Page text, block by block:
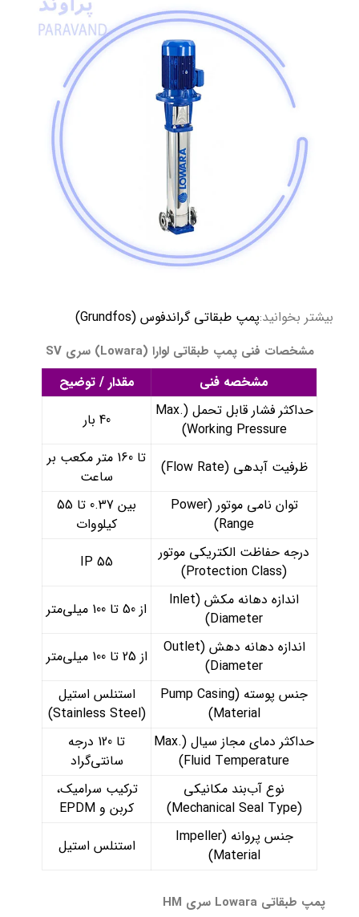
بیشتر بخوانید:پمپ طبقاتی گراندفوس (Grundfos)
مشخصات فنی پمپ‌ طبقاتی لوارا (Lowara) سری SV
مشخصه فنی
مقدار / توضیح
حداکثر فشار قابل تحمل (Max.
Working Pressure)
40 بار
ظرفیت آبدهی (Flow Rate)
تا 160 متر مکعب بر
ساعت
توان نامی موتور (Power
Range)
بین 0.37 تا 55
کیلووات
درجه حفاظت الکتریکی موتور
(Protection Class)
IP 55
اندازه دهانه مکش (Inlet
Diameter)
از 50 تا 100 میلی‌متر
اندازه دهانه دهش (Outlet
Diameter)
از 25 تا 100 میلی‌متر
جنس پوسته (Pump Casing
Material)
استنلس استیل
(Stainless Steel)
حداکثر دمای مجاز سیال (Max.
Fluid Temperature)
تا 120 درجه
سانتی‌گراد
نوع آب‌بند مکانیکی
(Mechanical Seal Type)
ترکیب سرامیک،
کربن و EPDM
جنس پروانه (Impeller
Material)
استنلس استیل
پمپ‌ طبقاتی Lowara سری HM